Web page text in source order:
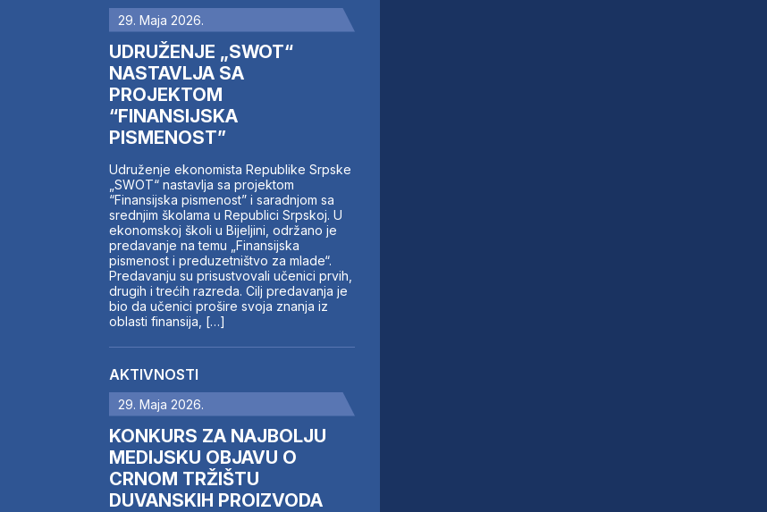
29. Maja 2026.
UDRUŽENJE „SWOT“
NASTAVLJA SA
PROJEKTOM
“FINANSIJSKA
PISMENOST”
Udruženje ekonomista Republike Srpske
„SWOT“ nastavlja sa projektom
“Finansijska pismenost” i saradnjom sa
srednjim školama u Republici Srpskoj. U
ekonomskoj školi u Bijeljini, održano je
predavanje na temu „Finansijska
pismenost i preduzetništvo za mlade“.
Predavanju su prisustvovali učenici prvih,
drugih i trećih razreda. Cilj predavanja je
bio da učenici prošire svoja znanja iz
oblasti finansija, […]
AKTIVNOSTI
29. Maja 2026.
KONKURS ZA NAJBOLJU
MEDIJSKU OBJAVU O
CRNOM TRŽIŠTU
DUVANSKIH PROIZVODA